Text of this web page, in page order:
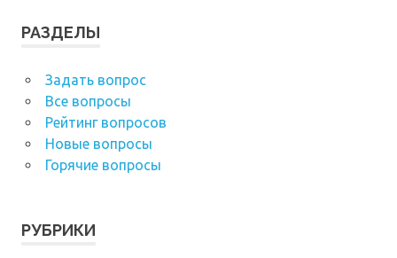
РАЗДЕЛЫ
Задать вопрос
Все вопросы
Рейтинг вопросов
Новые вопросы
Горячие вопросы
РУБРИКИ